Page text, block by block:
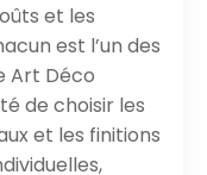
et les
est l’un des
Art Déco
de choisir les
et les finitions